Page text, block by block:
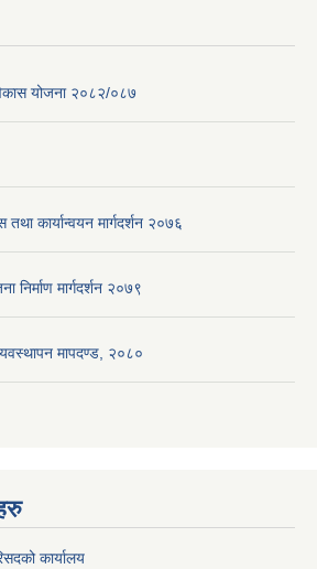
योजना २०८२/०८७
कार्यान्वयन मार्गदर्शन २०७६
निर्माण मार्गदर्शन २०७९
मापदण्ड, २०८०
कार्यालय